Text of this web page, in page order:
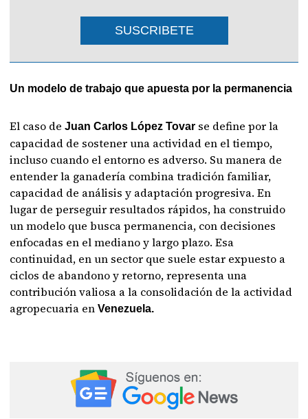
SUSCRIBETE
Un modelo de trabajo que apuesta por la permanencia
El caso deJuan Carlos López Tovar se define por la
capacidad de sostener una actividad en el tiempo,
incluso cuando el entorno es adverso. Su manera de
entender la ganadería combina tradición familiar,
capacidad de análisis y adaptación progresiva. En
lugar de perseguir resultados rápidos, ha construido
un modelo que busca permanencia, con decisiones
enfocadas en el mediano y largo plazo. Esa
continuidad, en un sector que suele estar expuesto a
ciclos de abandono y retorno, representa una
contribución valiosa a la consolidación de la actividad
agropecuaria enVenezuela.